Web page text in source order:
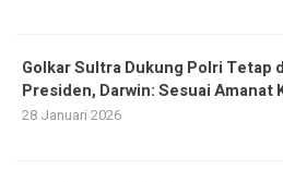
Golkar Sultra Dukung Polri Tetap
Presiden, Darwin: Sesuai Amanat
28 Januari 2026